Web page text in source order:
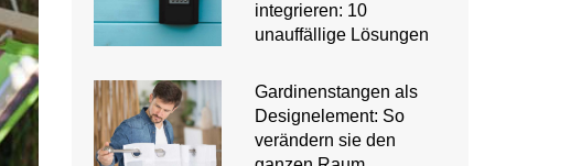
integrieren: 10
unauffällige Lösungen
Gardinenstangen als
Designelement: So
verändern sie den